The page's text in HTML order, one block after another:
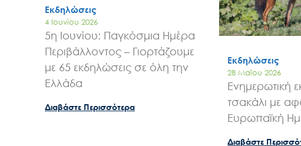
Εκδηλώσεις
4 Ιουνίου 2026
5η Ιουνίου: Παγκόσμια Ημέρα
Περιβάλλοντος – Γιορτάζουμε
με 65 εκδηλώσεις σε όλη την
Ελλάδα
Διαβάστε Περισσότερα
Εκδηλώσεις
28 Μαΐου 2026
Ενημερωτική
τσακάλι με
Ευρωπαϊκή
Διαβάστε